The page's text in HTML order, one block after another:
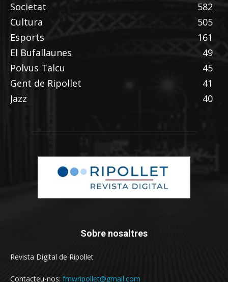
Societat
582
Cultura
505
Esports
161
El Bufallaunes
49
Polvus Talcu
45
Gent de Ripollet
41
Jazz
40
Sobre nosaltres
Revista Digital de Ripollet
Contacteu-nos: fmwripollet@gmail.com